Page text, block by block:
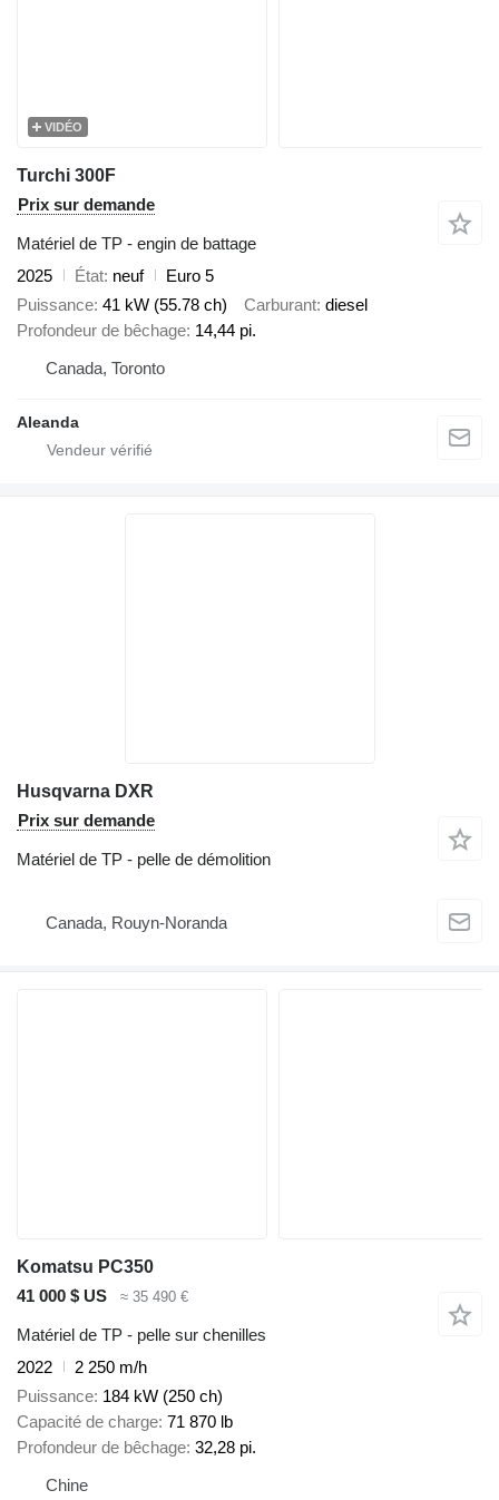
VIDÉO
Turchi 300F
Prix sur demande
Matériel de TP - engin de battage
2025
État neuf
Euro 5
Puissance 41 kW (55.78 ch) Carburant diesel
Profondeur de bêchage 14,44 pi.
Canada, Toronto
Aleanda
Husqvarna DXR
Prix sur demande
Matériel de TP - pelle de démolition
Canada, Rouyn-Noranda
Komatsu PC350
41 000 $ US
≈ 35 490 €
Matériel de TP - pelle sur chenilles
2022
2 250 m/h
Puissance 184 kW (250 ch)
Capacité de charge 71 870 lb
Profondeur de bêchage 32,28 pi.
Chine